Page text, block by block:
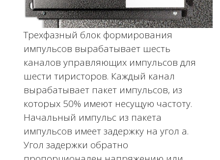
Трехфазный блок формирования
импульсов вырабатывает шесть
каналов управляющих импульсов для
шести тиристоров. Каждый канал
вырабатывает пакет импульсов, из
которых 50% имеют несущую частоту.
Начальный импульс из пакета
импульсов имеет задержку на угол a.
Угол задержки обратно